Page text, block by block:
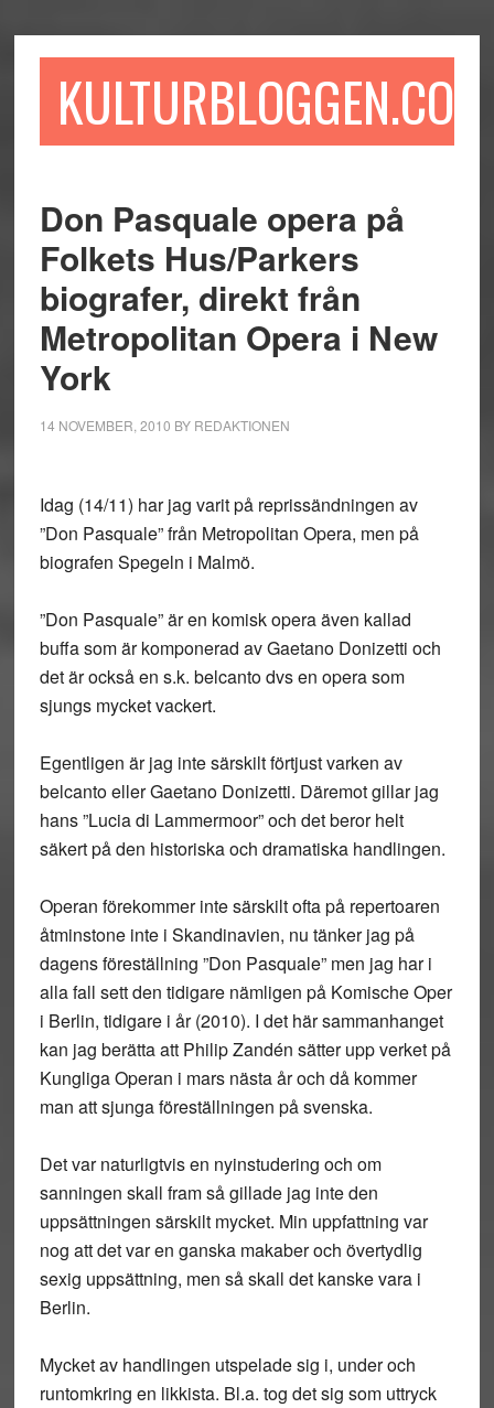
till
till
sidofältet
till
KULTURBLOGGEN.COM
Don Pasquale opera på
Folkets Hus/Parkers
biografer, direkt från
Metropolitan Opera i New
York
14 NOVEMBER, 2010 BY REDAKTIONEN
Idag (14/11) har jag varit på reprissändningen av
”Don Pasquale” från Metropolitan Opera, men på
biografen Spegeln i Malmö.
”Don Pasquale” är en komisk opera även kallad
buffa som är komponerad av Gaetano Donizetti och
det är också en s.k. belcanto dvs en opera som
sjungs mycket vackert.
Egentligen är jag inte särskilt förtjust varken av
belcanto eller Gaetano Donizetti. Däremot gillar jag
hans ”Lucia di Lammermoor” och det beror helt
säkert på den historiska och dramatiska handlingen.
Operan förekommer inte särskilt ofta på repertoaren
åtminstone inte i Skandinavien, nu tänker jag på
dagens föreställning ”Don Pasquale” men jag har i
alla fall sett den tidigare nämligen på Komische Oper
i Berlin, tidigare i år (2010). I det här sammanhanget
kan jag berätta att Philip Zandén sätter upp verket på
Kungliga Operan i mars nästa år och då kommer
man att sjunga föreställningen på svenska.
Det var naturligtvis en nyinstudering och om
sanningen skall fram så gillade jag inte den
uppsättningen särskilt mycket. Min uppfattning var
nog att det var en ganska makaber och övertydlig
sexig uppsättning, men så skall det kanske vara i
Berlin.
Mycket av handlingen utspelade sig i, under och
runtomkring en likkista. Bl.a. tog det sig som uttryck